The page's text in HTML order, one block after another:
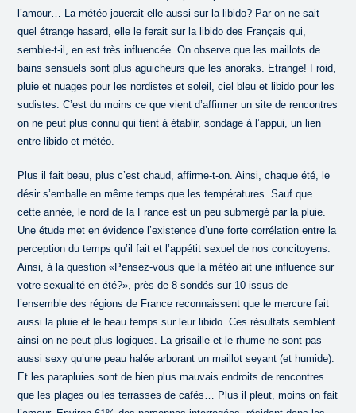
l’amour… La météo jouerait-elle aussi sur la libido? Par on ne sait
quel étrange hasard, elle le ferait sur la libido des Français qui,
semble-t-il, en est très influencée. On observe que les maillots de
bains sensuels sont plus aguicheurs que les anoraks. Etrange! Froid,
pluie et nuages pour les nordistes et soleil, ciel bleu et libido pour les
sudistes. C’est du moins ce que vient d’affirmer un site de rencontres
on ne peut plus connu qui tient à établir, sondage à l’appui, un lien
entre libido et météo.
Plus il fait beau, plus c’est chaud, affirme-t-on. Ainsi, chaque été, le
désir s’emballe en même temps que les températures. Sauf que
cette année, le nord de la France est un peu submergé par la pluie.
Une étude met en évidence l’existence d’une forte corrélation entre la
perception du temps qu’il fait et l’appétit sexuel de nos concitoyens.
Ainsi, à la question «Pensez-vous que la météo ait une influence sur
votre sexualité en été?», près de 8 sondés sur 10 issus de
l’ensemble des régions de France reconnaissent que le mercure fait
aussi la pluie et le beau temps sur leur libido. Ces résultats semblent
ainsi on ne peut plus logiques. La grisaille et le rhume ne sont pas
aussi sexy qu’une peau halée arborant un maillot seyant (et humide).
Et les parapluies sont de bien plus mauvais endroits de rencontres
que les plages ou les terrasses de cafés… Plus il pleut, moins on fait